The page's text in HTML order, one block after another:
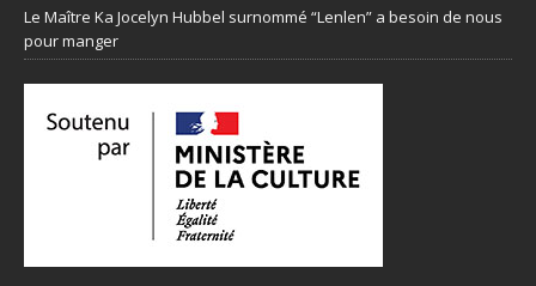
Le Maître Ka Jocelyn Hubbel surnommé “Lenlen” a besoin de nous
pour manger